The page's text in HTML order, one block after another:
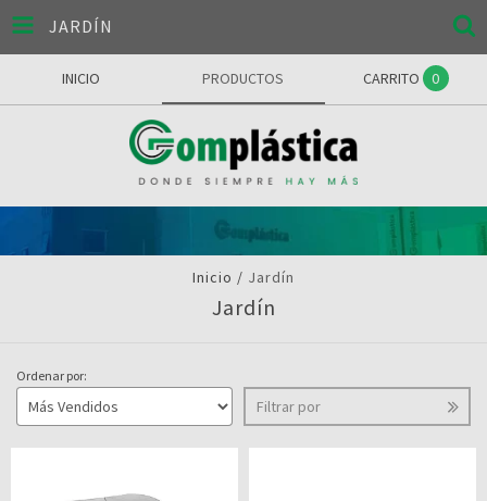
JARDÍN
INICIO PRODUCTOS CARRITO 0
Inicio / Jardín
Jardín
Ordenar por:
Filtrar por